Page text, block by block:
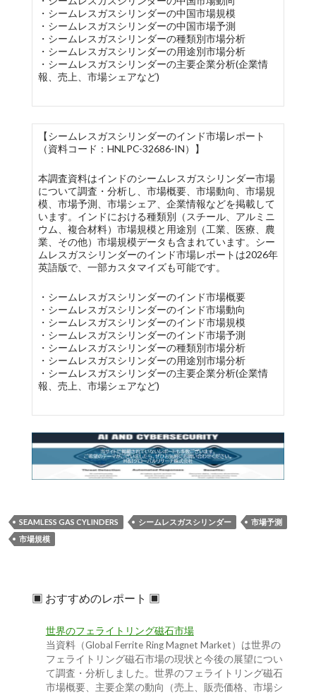
・シームレスガスシリンダーの中国市場規模
・シームレスガスシリンダーの中国市場予測
・シームレスガスシリンダーの種類別市場分析
・シームレスガスシリンダーの用途別市場分析
・シームレスガスシリンダーの主要企業分析(企業情
報、売上、市場シェアなど)
【シームレスガスシリンダーのインド市場レポート
（資料コード：HNLPC-32686-IN）】
本調査資料はインドのシームレスガスシリンダー市場
について調査・分析し、市場概要、市場動向、市場規
模、市場予測、市場シェア、企業情報などを掲載して
います。インドにおける種類別（スチール、アルミニ
ウム、複合材料）市場規模と用途別（工業、医療、農
業、その他）市場規模データも含まれています。シー
ムレスガスシリンダーのインド市場レポートは2026年
英語版で、一部カスタマイズも可能です。
・シームレスガスシリンダーのインド市場概要
・シームレスガスシリンダーのインド市場動向
・シームレスガスシリンダーのインド市場規模
・シームレスガスシリンダーのインド市場予測
・シームレスガスシリンダーの種類別市場分析
・シームレスガスシリンダーの用途別市場分析
・シームレスガスシリンダーの主要企業分析(企業情
報、売上、市場シェアなど)
SEAMLESS GAS CYLINDERS シームレスガスシリンダー
市場予測
市場規模
▣ おすすめのレポート ▣
世界のフェライトリング磁石市場
当資料（Global Ferrite Ring Magnet Market）は世界の
フェライトリング磁石市場の現状と今後の展望につい
て調査・分析しました。世界のフェライトリング磁石
市場概要、主要企業の動向（売上、販売価格、市場シ